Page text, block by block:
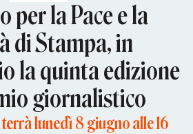
per la Pace e la
di Stampa, in
la quinta edizione
giornalistico
lunedì 8 giugno alle 16